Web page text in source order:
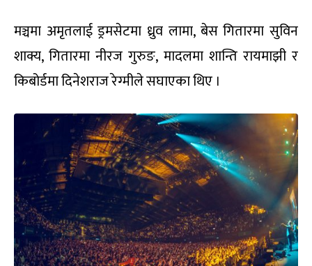
मञ्चमा अमृतलाई ड्रमसेटमा ध्रुव लामा, बेस गितारमा सुविन
शाक्य, गितारमा नीरज गुरुङ, मादलमा शान्ति रायमाझी र
किबोर्डमा दिनेशराज रेग्मीले सघाएका थिए ।